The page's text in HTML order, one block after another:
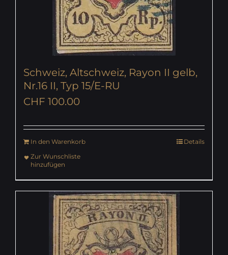
Schweiz, Altschweiz, Rayon II gelb,
Nr.16 II, Typ 15/E-RU
CHF 100.00
In den Warenkorb
Details
Zur Wunschliste
hinzufügen